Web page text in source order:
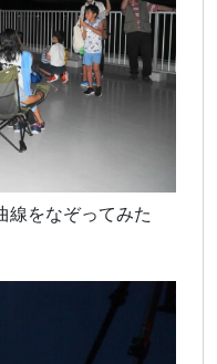
をなぞってみた